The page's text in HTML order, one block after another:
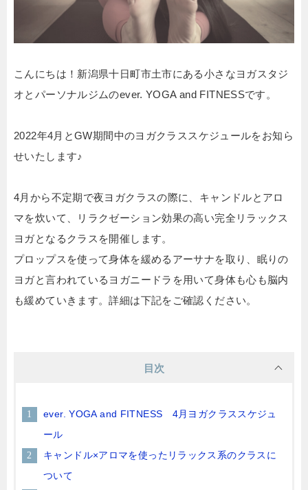
こんにちは！新潟県十日町市土市にある小さなヨガスタジ
オとパーソナルジムのever. YOGA and FITNESSです。
2022年4月とGW期間中のヨガクラススケジュールをお知ら
せいたします♪
4月から不定期で夜ヨガクラスの際に、キャンドルとアロ
マを炊いて、リラクゼーション効果の高い完全リラックス
ヨガとなるクラスを開催します。
プロップスを使って身体を緩めるアーサナを取り、眠りの
ヨガと言われているヨガニードラを用いて身体も心も脳内
も緩めていきます。詳細は下記をご確認ください。
目次
ever. YOGA and FITNESS 4月ヨガクラススケジュ
ール
キャンドル×アロマを使ったリラックス系のクラスに
ついて